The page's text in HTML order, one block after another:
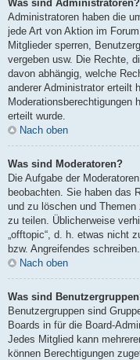
Was sind Administratoren?
Administratoren haben die
jede Art von Aktion im
Mitglieder sperren,
vergeben usw. Die Rechte,
davon abhängig, welche
anderer Administrator erteilt
Moderationsberechtigungen
erteilt wurde.
Nach oben
Was sind Moderatoren?
Die Aufgabe der
beobachten. Sie haben das
und zu löschen und
zu teilen. Üblicherweise
„offtopic“, d. h. etwas nicht
bzw. Angreifendes schreiben.
Nach oben
Was sind
Benutzergruppen sind
Boards in für die Board-
Jedes Mitglied kann
können Berechtigungen